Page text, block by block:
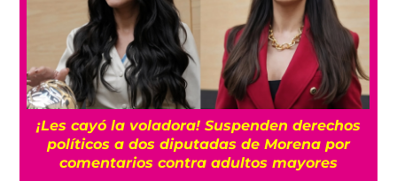
¡Les cayó la voladora! Suspenden derechos
políticos a dos diputadas de Morena por
comentarios contra adultos mayores